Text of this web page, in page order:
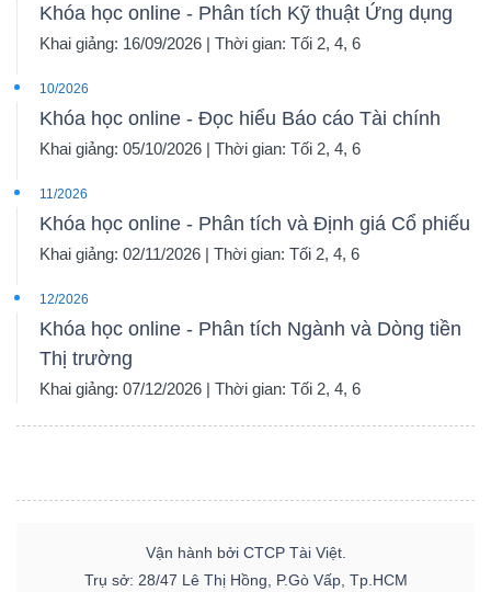
Khóa học online - Phân tích Kỹ thuật Ứng dụng
Khai giảng: 16/09/2026 | Thời gian: Tối 2, 4, 6
10/2026
Khóa học online - Đọc hiểu Báo cáo Tài chính
Khai giảng: 05/10/2026 | Thời gian: Tối 2, 4, 6
11/2026
Khóa học online - Phân tích và Định giá Cổ phiếu
Khai giảng: 02/11/2026 | Thời gian: Tối 2, 4, 6
12/2026
Khóa học online - Phân tích Ngành và Dòng tiền
Thị trường
Khai giảng: 07/12/2026 | Thời gian: Tối 2, 4, 6
Vận hành bởi CTCP Tài Việt.
Trụ sở: 28/47 Lê Thị Hồng, P.Gò Vấp, Tp.HCM